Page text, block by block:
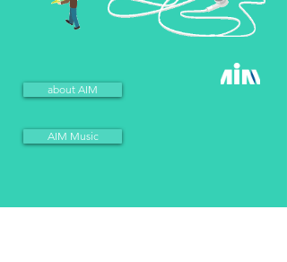
about AIM
AIM Music